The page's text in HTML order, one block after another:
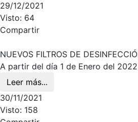
29/12/2021
Visto: 64
Compartir
NUEVOS FILTROS DE
A partir del día 1 de Enero del
Leer más...
30/11/2021
Visto: 158